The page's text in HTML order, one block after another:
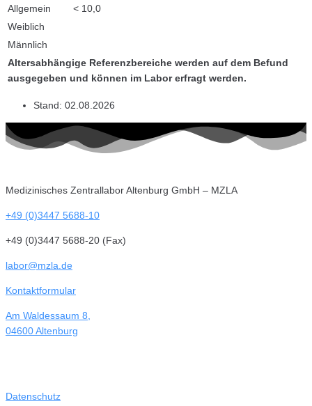
Altersabhängige Referenzbereiche werden auf dem Befund
ausgegeben und können im Labor erfragt werden.
Allgemein
< 10,0
Weiblich
Männlich
Stand: 02.08.2026
Medizinisches Zentrallabor Altenburg GmbH – MZLA
+49 (0)3447 5688-10
+49 (0)3447 5688-20 (Fax)
labor@mzla.de
Kontaktformular
Am Waldessaum 8,
04600 Altenburg
Datenschutz